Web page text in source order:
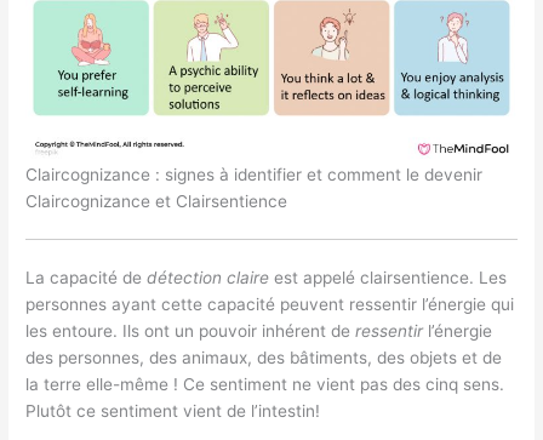
Claircognizance : signes à identifier et comment le devenir
Claircognizance et Clairsentience
La capacité dedétection claire est appelé clairsentience. Les
personnes ayant cette capacité peuvent ressentir l’énergie qui
les entoure. Ils ont un pouvoir inhérent deressentir l’énergie
des personnes, des animaux, des bâtiments, des objets et de
la terre elle-même ! Ce sentiment ne vient pas des cinq sens.
Plutôt ce sentiment vient de l’intestin!